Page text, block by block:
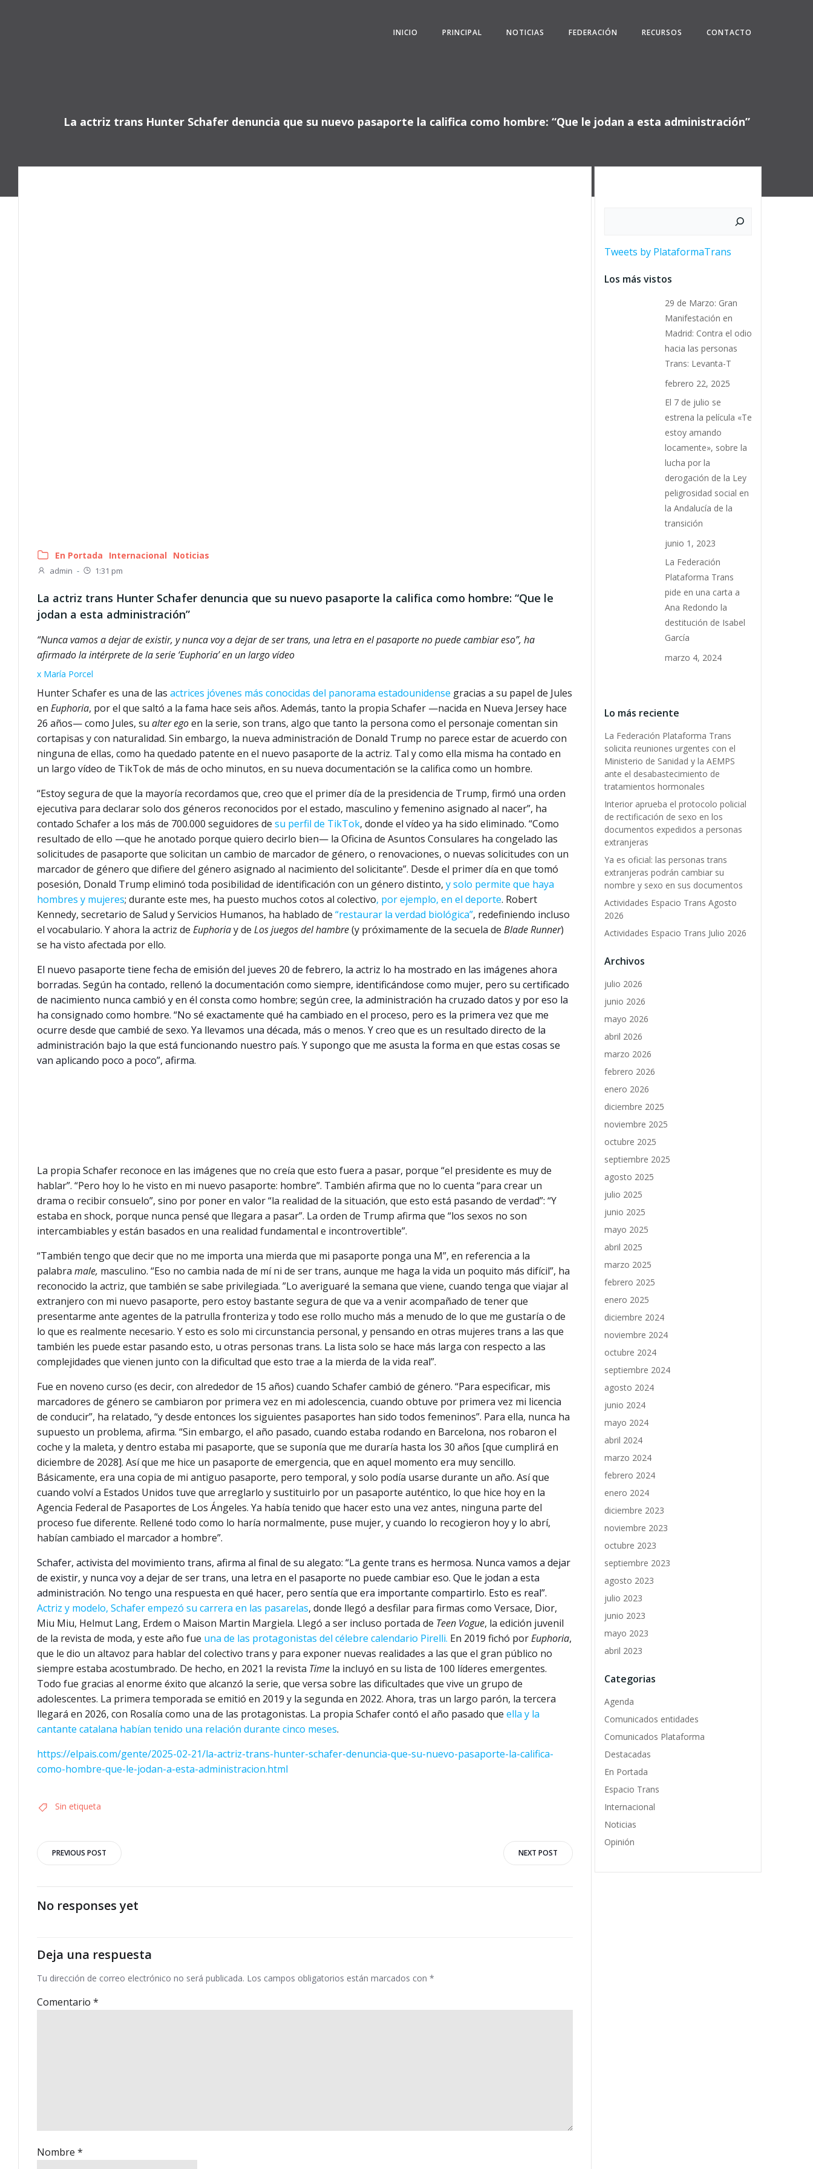
INICIO PRINCIPAL NOTICIAS FEDERACIÓN RECURSOS CONTACTO
La actriz trans Hunter Schafer denuncia que su nuevo pasaporte la califica como hombre: “Que le jodan a esta administración”
En Portada Internacional Noticias
admin - 1:31 pm
La actriz trans Hunter Schafer denuncia que su nuevo pasaporte la califica como hombre: “Que le
jodan a esta administración”
“Nunca vamos a dejar de existir, y nunca voy a dejar de ser trans, una letra en el pasaporte no puede cambiar eso”, ha
afirmado la intérprete de la serie ‘Euphoria’ en un largo vídeo
x María Porcel
Hunter Schafer es una de las actrices jóvenes más conocidas del panorama estadounidense gracias a su papel de Jules
en Euphoria, por el que saltó a la fama hace seis años. Además, tanto la propia Schafer —nacida en Nueva Jersey hace
26 años— como Jules, su alter egoen la serie, son trans, algo que tanto la persona como el personaje comentan sin
cortapisas y con naturalidad. Sin embargo, la nueva administración de Donald Trump no parece estar de acuerdo con
ninguna de ellas, como ha quedado patente en el nuevo pasaporte de la actriz. Tal y como ella misma ha contado en
un largo vídeo de TikTok de más de ocho minutos, en su nueva documentación se la califica como un hombre.
“Estoy segura de que la mayoría recordamos que, creo que el primer día de la presidencia de Trump, firmó una orden
ejecutiva para declarar solo dos géneros reconocidos por el estado, masculino y femenino asignado al nacer”, ha
contado Schafer a los más de 700.000 seguidores de su perfil de TikTok, donde el vídeo ya ha sido eliminado. “Como
resultado de ello —que he anotado porque quiero decirlo bien— la Oficina de Asuntos Consulares ha congelado las
solicitudes de pasaporte que solicitan un cambio de marcador de género, o renovaciones, o nuevas solicitudes con un
marcador de género que difiere del género asignado al nacimiento del solicitante”. Desde el primer día en que tomó
posesión, Donald Trump eliminó toda posibilidad de identificación con un género distinto, y solo permite que haya
hombres y mujeres; durante este mes, ha puesto muchos cotos al colectivo, por ejemplo, en el deporte. Robert
Kennedy, secretario de Salud y Servicios Humanos, ha hablado de “restaurar la verdad biológica”, redefiniendo incluso
el vocabulario. Y ahora la actriz de Euphoriay de Los juegos del hambre(y próximamente de la secuela de Blade Runner)
se ha visto afectada por ello.
El nuevo pasaporte tiene fecha de emisión del jueves 20 de febrero, la actriz lo ha mostrado en las imágenes ahora
borradas. Según ha contado, rellenó la documentación como siempre, identificándose como mujer, pero su certificado
de nacimiento nunca cambió y en él consta como hombre; según cree, la administración ha cruzado datos y por eso la
ha consignado como hombre. “No sé exactamente qué ha cambiado en el proceso, pero es la primera vez que me
ocurre desde que cambié de sexo. Ya llevamos una década, más o menos. Y creo que es un resultado directo de la
administración bajo la que está funcionando nuestro país. Y supongo que me asusta la forma en que estas cosas se
van aplicando poco a poco”, afirma.
La propia Schafer reconoce en las imágenes que no creía que esto fuera a pasar, porque “el presidente es muy de
hablar”. “Pero hoy lo he visto en mi nuevo pasaporte: hombre”. También afirma que no lo cuenta “para crear un
drama o recibir consuelo”, sino por poner en valor “la realidad de la situación, que esto está pasando de verdad”: “Y
estaba en shock, porque nunca pensé que llegara a pasar”. La orden de Trump afirma que “los sexos no son
intercambiables y están basados en una realidad fundamental e incontrovertible”.
“También tengo que decir que no me importa una mierda que mi pasaporte ponga una M”, en referencia a la
palabra male, masculino. “Eso no cambia nada de mí ni de ser trans, aunque me haga la vida un poquito más difícil”, ha
reconocido la actriz, que también se sabe privilegiada. ”Lo averiguaré la semana que viene, cuando tenga que viajar al
extranjero con mi nuevo pasaporte, pero estoy bastante segura de que va a venir acompañado de tener que
presentarme ante agentes de la patrulla fronteriza y todo ese rollo mucho más a menudo de lo que me gustaría o de
lo que es realmente necesario. Y esto es solo mi circunstancia personal, y pensando en otras mujeres trans a las que
también les puede estar pasando esto, u otras personas trans. La lista solo se hace más larga con respecto a las
complejidades que vienen junto con la dificultad que esto trae a la mierda de la vida real”.
Fue en noveno curso (es decir, con alrededor de 15 años) cuando Schafer cambió de género. “Para especificar, mis
marcadores de género se cambiaron por primera vez en mi adolescencia, cuando obtuve por primera vez mi licencia
de conducir”, ha relatado, “y desde entonces los siguientes pasaportes han sido todos femeninos”. Para ella, nunca ha
supuesto un problema, afirma. “Sin embargo, el año pasado, cuando estaba rodando en Barcelona, nos robaron el
coche y la maleta, y dentro estaba mi pasaporte, que se suponía que me duraría hasta los 30 años [que cumplirá en
diciembre de 2028]. Así que me hice un pasaporte de emergencia, que en aquel momento era muy sencillo.
Básicamente, era una copia de mi antiguo pasaporte, pero temporal, y solo podía usarse durante un año. Así que
cuando volví a Estados Unidos tuve que arreglarlo y sustituirlo por un pasaporte auténtico, lo que hice hoy en la
Agencia Federal de Pasaportes de Los Ángeles. Ya había tenido que hacer esto una vez antes, ninguna parte del
proceso fue diferente. Rellené todo como lo haría normalmente, puse mujer, y cuando lo recogieron hoy y lo abrí,
habían cambiado el marcador a hombre”.
Schafer, activista del movimiento trans, afirma al final de su alegato: “La gente trans es hermosa. Nunca vamos a dejar
de existir, y nunca voy a dejar de ser trans, una letra en el pasaporte no puede cambiar eso. Que le jodan a esta
administración. No tengo una respuesta en qué hacer, pero sentía que era importante compartirlo. Esto es real”.
Actriz y modelo, Schafer empezó su carrera en las pasarelas, donde llegó a desfilar para firmas como Versace, Dior,
Miu Miu, Helmut Lang, Erdem o Maison Martin Margiela. Llegó a ser incluso portada de Teen Vogue, la edición juvenil
de la revista de moda, y este año fue una de las protagonistas del célebre calendario Pirelli. En 2019 fichó porEuphoria,
que le dio un altavoz para hablar del colectivo trans y para exponer nuevas realidades a las que el gran público no
siempre estaba acostumbrado. De hecho, en 2021 la revista Time la incluyó en su lista de 100 líderes emergentes.
Todo fue gracias al enorme éxito que alcanzó la serie, que versa sobre las dificultades que vive un grupo de
adolescentes. La primera temporada se emitió en 2019 y la segunda en 2022. Ahora, tras un largo parón, la tercera
llegará en 2026, con Rosalía como una de las protagonistas. La propia Schafer contó el año pasado que ella y la
cantante catalana habían tenido una relación durante cinco meses.
https://elpais.com/gente/2025-02-21/la-actriz-trans-hunter-schafer-denuncia-que-su-nuevo-pasaporte-la-califica-
como-hombre-que-le-jodan-a-esta-administracion.html
Sin etiqueta
Navegación
por
las
entradas
PREVIOUS POST
por
NEXT POST
No responses yet
Deja una respuesta
Tu dirección de correo electrónico no será publicada. Los campos obligatorios están marcados con *
Comentario *
Nombre *
Tweets by PlataformaTrans
Los más vistos
29 de Marzo: Gran
Manifestación en
Madrid: Contra el odio
hacia las personas
Trans: Levanta-T
febrero 22, 2025
El 7 de julio se
estrena la película «Te
estoy amando
locamente», sobre la
lucha por la
derogación de la Ley
peligrosidad social en
la Andalucía de la
transición
junio 1, 2023
La Federación
Plataforma Trans
pide en una carta a
Ana Redondo la
destitución de Isabel
García
marzo 4, 2024
Lo más reciente
La Federación Plataforma Trans
solicita reuniones urgentes con el
Ministerio de Sanidad y la AEMPS
ante el desabastecimiento de
tratamientos hormonales
Interior aprueba el protocolo policial
de rectificación de sexo en los
documentos expedidos a personas
extranjeras
Ya es oficial: las personas trans
extranjeras podrán cambiar su
nombre y sexo en sus documentos
Actividades Espacio Trans Agosto
2026
Actividades Espacio Trans Julio 2026
Archivos
julio 2026
junio 2026
mayo 2026
abril 2026
marzo 2026
febrero 2026
enero 2026
diciembre 2025
noviembre 2025
octubre 2025
septiembre 2025
agosto 2025
julio 2025
junio 2025
mayo 2025
abril 2025
marzo 2025
febrero 2025
enero 2025
diciembre 2024
noviembre 2024
octubre 2024
septiembre 2024
agosto 2024
junio 2024
mayo 2024
abril 2024
marzo 2024
febrero 2024
enero 2024
diciembre 2023
noviembre 2023
octubre 2023
septiembre 2023
agosto 2023
julio 2023
junio 2023
mayo 2023
abril 2023
Categorias
Agenda
Comunicados entidades
Comunicados Plataforma
Destacadas
En Portada
Espacio Trans
Internacional
Noticias
Opinión